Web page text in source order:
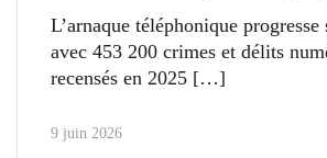
L’arnaque téléphonique progresse
avec 453 200 crimes et délits
recensés en 2025
9 juin 2026